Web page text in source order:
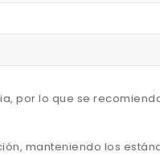
por lo que se
manteniendo los